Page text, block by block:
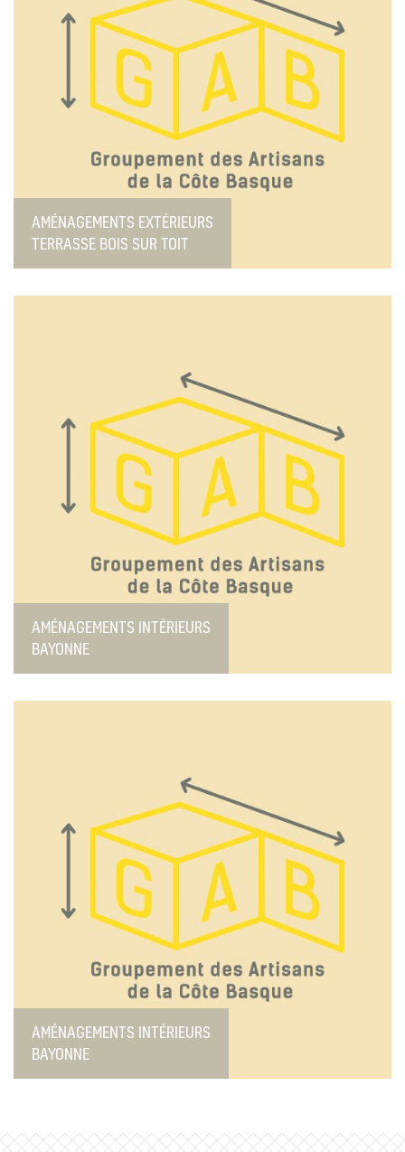
AMÉNAGEMENTS EXTÉRIEURS
TERRASSE BOIS SUR TOIT
AMÉNAGEMENTS INTÉRIEURS
BAYONNE
AMÉNAGEMENTS INTÉRIEURS
BAYONNE